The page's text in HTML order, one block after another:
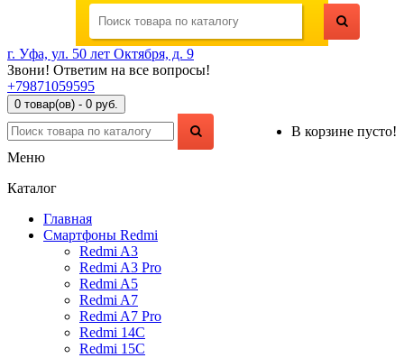
г. Уфа, ул. 50 лет Октября, д. 9
Звони! Ответим на все вопросы!
+79871059595
0 товар(ов) - 0 руб.
В корзине пусто!
Меню
Каталог
Главная
Смартфоны Redmi
Redmi A3
Redmi A3 Pro
Redmi A5
Redmi A7
Redmi A7 Pro
Redmi 14C
Redmi 15C